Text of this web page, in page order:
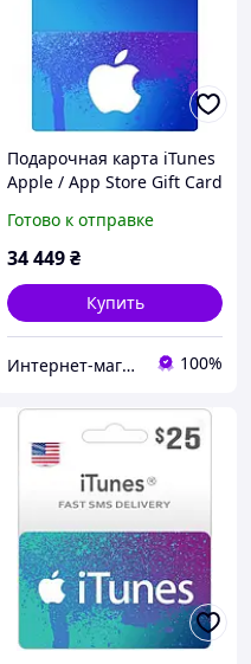
Подарочная карта iTunes
Apple / App Store Gift Card
Готово к отправке
34 449₴
Купить
Интернет-магазин "KeyStoreGame" 100%